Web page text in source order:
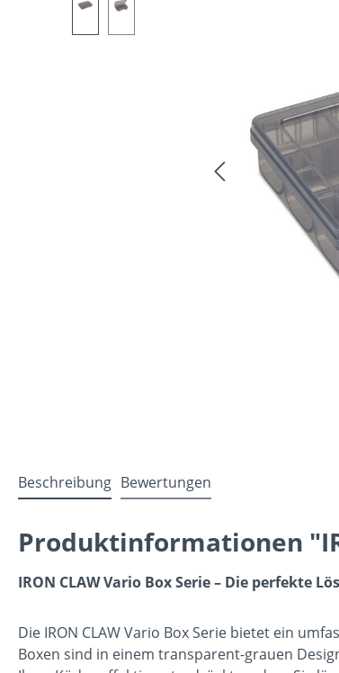
Beschreibung Bewertungen
Produktinformationen
IRON CLAW Vario Box Serie – Die perfekte
Die IRON CLAW Vario Box Serie bietet ein
Boxen sind in einem transparent-grauen